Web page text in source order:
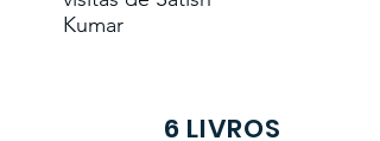
Kumar
6 LIVROS